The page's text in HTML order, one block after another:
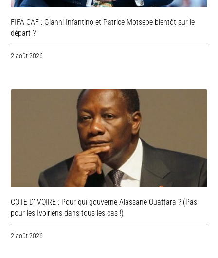
FIFA-CAF : Gianni Infantino et Patrice Motsepe bientôt sur le
départ ?
2 août 2026
COTE D’IVOIRE : Pour qui gouverne Alassane Ouattara ? (Pas
pour les Ivoiriens dans tous les cas !)
2 août 2026